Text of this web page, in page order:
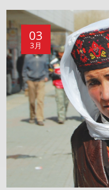
03
3月